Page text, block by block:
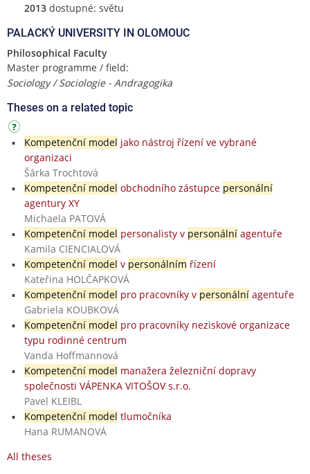
2013dostupné: světu
PALACKÝ UNIVERSITY IN OLOMOUC
Philosophical Faculty
Master programme / field:
Sociology / Sociologie - Andragogika
Theses on a related topic
Kompetenční model jako nástroj řízení ve vybrané
organizaci
Šárka Trochtová
Kompetenční model obchodního zástupce personální
agentury XY
Michaela PATOVÁ
Kompetenční model personalisty v personálníagentuře
Kamila CIENCIALOVÁ
Kompetenční model v personálním řízení
Kateřina HOLČAPKOVÁ
Kompetenční model pro pracovníky v personálníagentuře
Gabriela KOUBKOVÁ
Kompetenční model pro pracovníky neziskové organizace
typu rodinné centrum
Vanda Hoffmannová
Kompetenční model manažera železniční dopravy
společnosti VÁPENKA VITOŠOV s.r.o.
Pavel KLEIBL
Kompetenční model tlumočníka
Hana RUMANOVÁ
All theses